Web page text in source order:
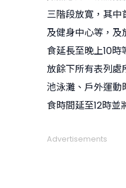
三階段放寛，其中
及健身中心等，
食延長至晚上10
放餘下所有表列處
池泳灘、戶外運動
食時間延至12時並
Advertisements